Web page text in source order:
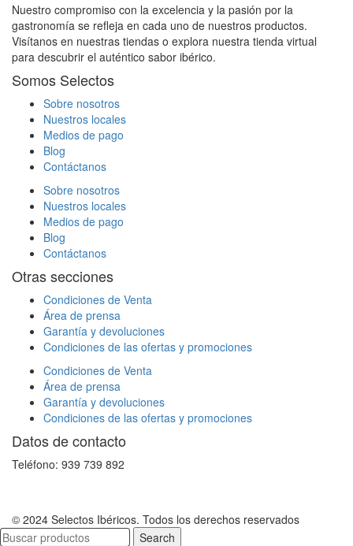
Nuestro compromiso con la excelencia y la pasión por la
gastronomía se refleja en cada uno de nuestros productos.
Visítanos en nuestras tiendas o explora nuestra tienda virtual
para descubrir el auténtico sabor ibérico.
Somos Selectos
Sobre nosotros
Nuestros locales
Medios de pago
Blog
Contáctanos
Sobre nosotros
Nuestros locales
Medios de pago
Blog
Contáctanos
Otras secciones
Condiciones de Venta
Área de prensa
Garantía y devoluciones
Condiciones de las ofertas y promociones
Condiciones de Venta
Área de prensa
Garantía y devoluciones
Condiciones de las ofertas y promociones
Datos de contacto
Teléfono: 939 739 892
© 2024 Selectos Ibéricos. Todos los derechos reservados
Search